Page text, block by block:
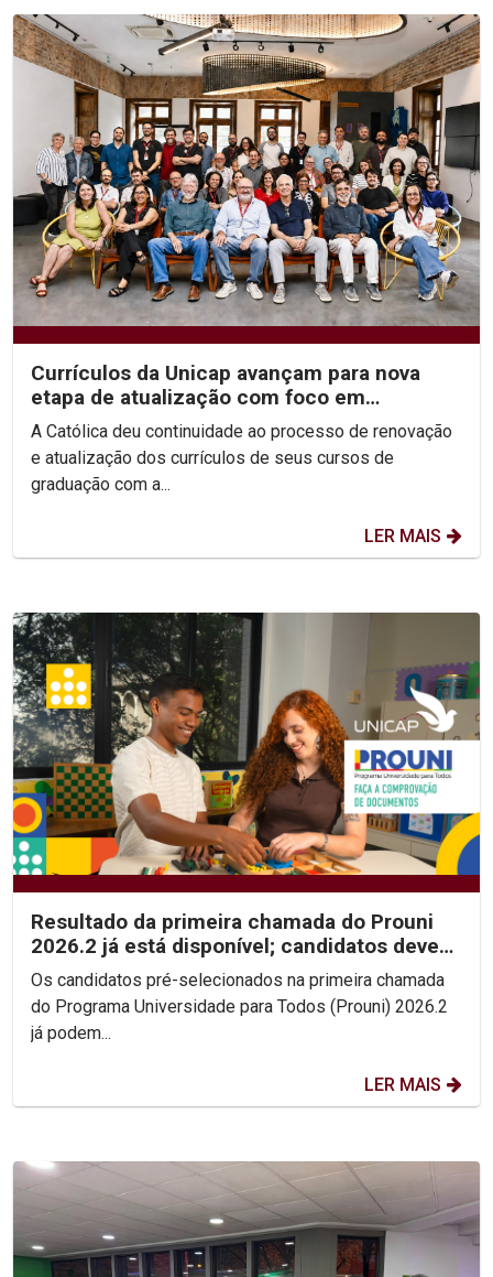
Currículos da Unicap avançam para nova
etapa de atualização com foco em
competências e habilidades
A Católica deu continuidade ao processo de renovação
e atualização dos currículos de seus cursos de
graduação com a...
LER MAIS
Resultado da primeira chamada do Prouni
2026.2 já está disponível; candidatos devem
enviar...
Os candidatos pré-selecionados na primeira chamada
do Programa Universidade para Todos (Prouni) 2026.2
já podem...
LER MAIS